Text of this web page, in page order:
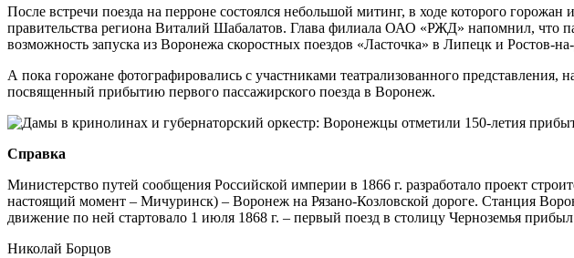
После встречи поезда на перроне состоялся небольшой митинг, в ходе которого горожан
правительства региона Виталий Шабалатов. Глава филиала ОАО «РЖД» напомнил, что
возможность запуска из Воронежа скоростных поездов «Ласточка» в Липецк и Ростов-
А пока горожане фотографировались с участниками театрализованного
посвященный прибытию первого пассажирского поезда в Воронеж.
Справка
Министерство путей сообщения Российской империи в 1866 г. разработало проект
настоящий момент – Мичуринск) – Воронеж на Рязано-Козловской дороге. Станция
движение по ней стартовало 1 июля 1868 г. – первый поезд в столицу Черноземья прибыл
Николай Борцов